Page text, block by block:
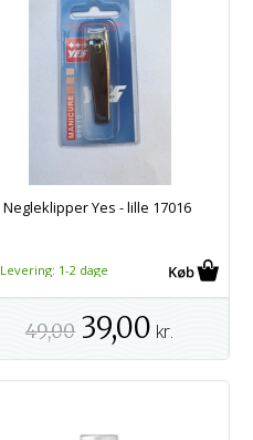
Negleklipper Yes - lille 17016
Levering: 1-2 dage
49,00 39,00 kr.